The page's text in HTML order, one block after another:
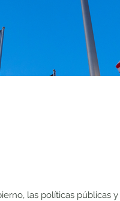
las políticas públicas